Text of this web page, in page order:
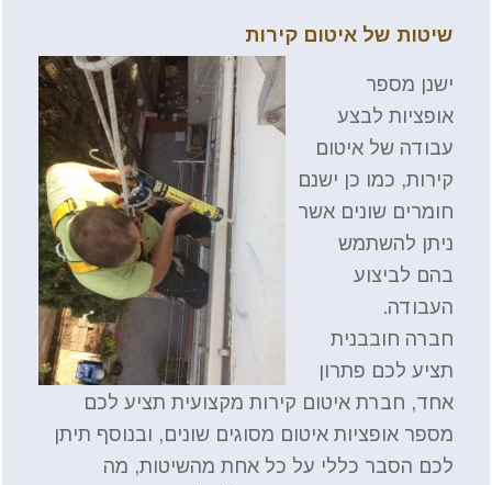
שיטות של איטום קירות
ישנן מספר
אופציות לבצע
עבודה של איטום
קירות, כמו כן ישנם
חומרים שונים אשר
ניתן להשתמש
בהם לביצוע
העבודה.
חברה חובבנית
תציע לכם פתרון
אחד, חברת איטום קירות מקצועית תציע לכם
מספר אופציות איטום מסוגים שונים, ובנוסף תיתן
לכם הסבר כללי על כל אחת מהשיטות, מה